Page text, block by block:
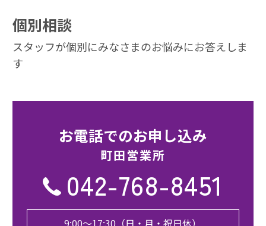
個別相談
スタッフが個別にみなさまのお悩みにお答えしま
す
お電話でのお申し込み
町⽥営業所
042-768-8451